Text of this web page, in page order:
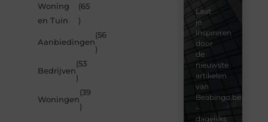
Woning
en Tuin
(65
)
Aanbiedingen
(56
)
Bedrijven
(53
)
Woningen
(39
)
Laat
je
inspireren
door
de
nieuwste
artikelen
van
Beabingo.be
–
dagelijks